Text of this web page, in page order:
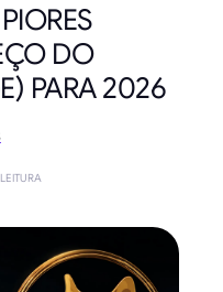
DO
PARA 2026